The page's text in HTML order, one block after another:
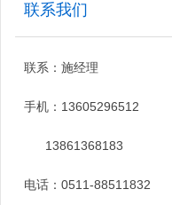
联系我们
联系：施经理
手机：13605296512
13861368183
电话：0511-88511832